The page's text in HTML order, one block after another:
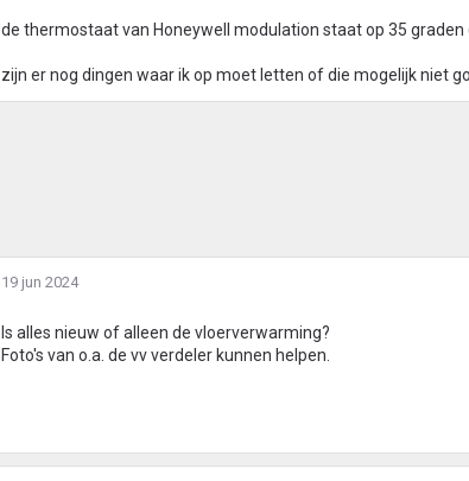
de thermostaat van Honeywell modulation staat op 35 graden
zijn er nog dingen waar ik op moet letten of die mogelijk niet
19 jun 2024
Is alles nieuw of alleen de vloerverwarming?
Foto's van o.a. de vv verdeler kunnen helpen.